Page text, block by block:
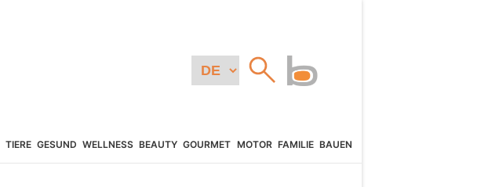
TIERE GESUND WELLNESS BEAUTY GOURMET MOTOR FAMILIE BAUEN